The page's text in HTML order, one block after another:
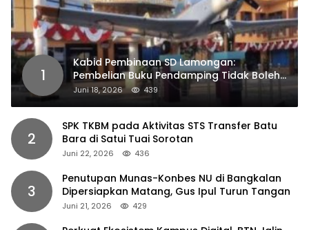
1
Kabid Pembinaan SD Lamongan:
Pembelian Buku Pendamping Tidak Boleh
Dipaksakan
Juni 18, 2026 439
2
SPK TKBM pada Aktivitas STS Transfer Batu
Bara di Satui Tuai Sorotan
Juni 22, 2026 436
3
Penutupan Munas-Konbes NU di Bangkalan
Dipersiapkan Matang, Gus Ipul Turun Tangan
Juni 21, 2026 429